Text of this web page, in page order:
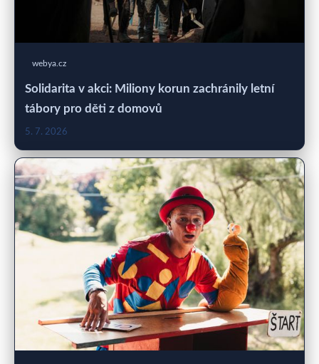
webya.cz
Solidarita v akci: Miliony korun zachránily letní
tábory pro děti z domovů
5. 7. 2026